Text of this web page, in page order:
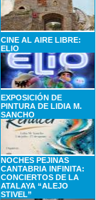
CINE AL AIRE LIBRE:
ELIO
EXPOSICIÓN DE
PINTURA DE LIDIA M.
SANCHO
NOCHES PEJINAS
CANTABRIA INFINITA:
CONCIERTOS DE LA
ATALAYA “ALEJO
STIVEL”